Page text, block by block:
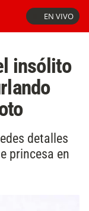
EN VIVO
insólito
detalles
princesa en